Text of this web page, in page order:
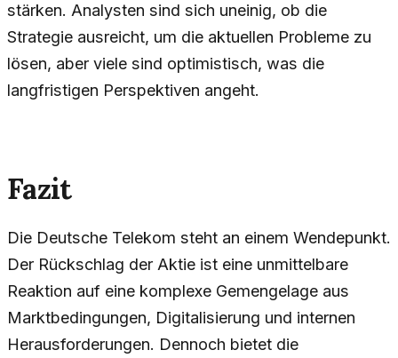
stärken. Analysten sind sich uneinig, ob die
Strategie ausreicht, um die aktuellen Probleme zu
lösen, aber viele sind optimistisch, was die
langfristigen Perspektiven angeht.
Fazit
Die Deutsche Telekom steht an einem Wendepunkt.
Der Rückschlag der Aktie ist eine unmittelbare
Reaktion auf eine komplexe Gemengelage aus
Marktbedingungen, Digitalisierung und internen
Herausforderungen. Dennoch bietet die